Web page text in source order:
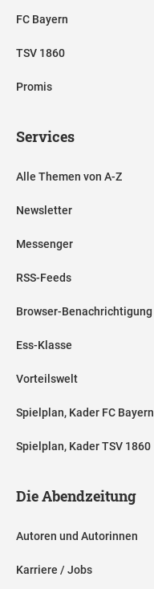
FC Bayern
TSV 1860
Promis
Services
Alle Themen von A-Z
Newsletter
Messenger
RSS-Feeds
Browser-Benachrichtigung
Ess-Klasse
Vorteilswelt
Spielplan, Kader FC Bayern
Spielplan, Kader TSV 1860
Die Abendzeitung
Autoren und Autorinnen
Karriere / Jobs